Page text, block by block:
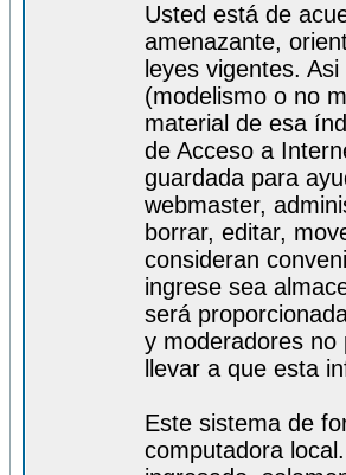
Usted está de
amenazante,
leyes vigentes.
(modelismo o no
material de esa
de Acceso a
guardada para
webmaster,
borrar, editar,
consideran
ingrese sea
será
y moderadores no
llevar a que esta
Este sistema de
computadora